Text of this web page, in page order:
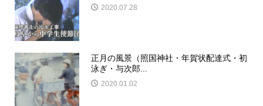
2020.07.28
正月の風景（照国神社・年賀状配達式・初
泳ぎ・与次郎...
2020.01.02